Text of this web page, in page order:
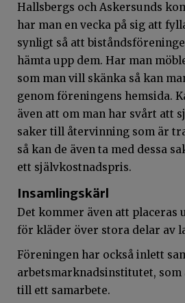
Hallsbergs och Askersunds
har man en vecka på sig att
synligt så att
hämta upp dem. Har man
som man vill skänka så kan
genom föreningens hemsida.
även att om man har svårt att
saker till återvinning som är
så kan de även ta med dessa
ett självkostnadspris.
Insamlingskärl
Det kommer även att placeras
för kläder över stora delar av
Föreningen har också inlett
arbetsmarknadsinstitutet,
till ett samarbete.